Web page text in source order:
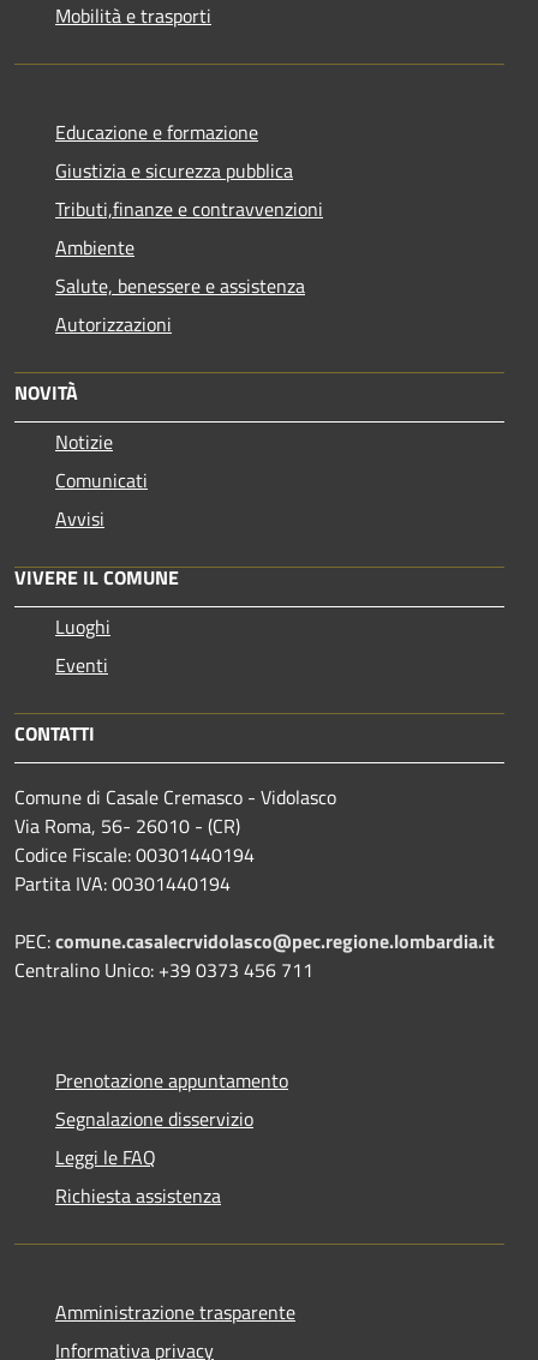
Mobilità e trasporti
Educazione e formazione
Giustizia e sicurezza pubblica
Tributi,finanze e contravvenzioni
Ambiente
Salute, benessere e assistenza
Autorizzazioni
NOVITÀ
Notizie
Comunicati
Avvisi
VIVERE IL COMUNE
Luoghi
Eventi
CONTATTI
Comune di Casale Cremasco - Vidolasco
Via Roma, 56- 26010 - (CR)
Codice Fiscale: 00301440194
Partita IVA: 00301440194
PEC:comune.casalecrvidolasco@pec.regione.lombardia.it
Centralino Unico: +39 0373 456 711
Prenotazione appuntamento
Segnalazione disservizio
Leggi le FAQ
Richiesta assistenza
Amministrazione trasparente
Informativa privacy